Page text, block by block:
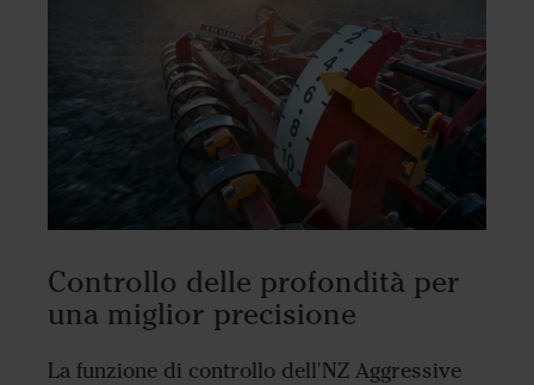
Controllo delle profondità per
una miglior precisione
La funzione di controllo dell'NZ Aggressive